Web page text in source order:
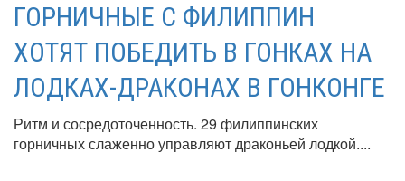
ГОРНИЧНЫЕ С ФИЛИППИН
ХОТЯТ ПОБЕДИТЬ В ГОНКАХ НА
ЛОДКАХ-ДРАКОНАХ В ГОНКОНГЕ
Ритм и сосредоточенность. 29 филиппинских
горничных слаженно управляют драконьей лодкой....